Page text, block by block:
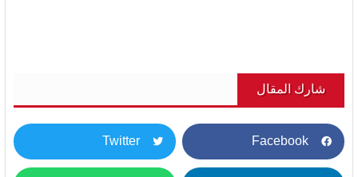
شارك المقال
Facebook
Twitter